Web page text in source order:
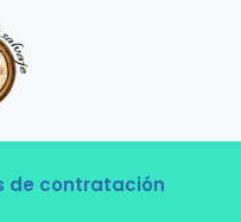
de contratación